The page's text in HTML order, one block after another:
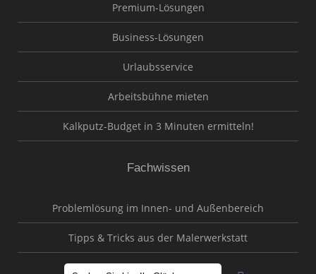
Premium-Lösungen
Business-Lösungen
Urlaubsservice
Arbeitsbühne mieten
Kalkputz-Budget in 3 Minuten ermitteln!
Fachwissen
Problemlösung im Innen- und Außenbereich
Tipps & Tricks aus der Malerwerkstatt